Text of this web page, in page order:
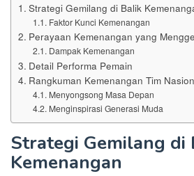
Strategi Gemilang di Balik
Faktor Kunci Kemenangan
Perayaan Kemenangan yang
Dampak Kemenangan
Detail Performa Pemain
Rangkuman Kemenangan Tim
Menyongsong Masa Depan
Menginspirasi Generasi Muda
Strategi Gemilang di
Kemenangan